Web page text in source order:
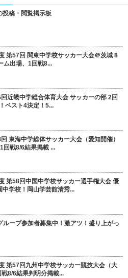
投稿・閲覧掲示板
第57回 関東中学校サッカー大会＠茨城 8
ム出場、1回戦8...
近畿中学総合体育大会 サッカーの部 2回
ベスト4決定！5...
東海中学総体サッカー大会（愛知開催）
回戦8/6結果掲載 ...
第58回中国中学校サッカー選手権大会 優
中学校！岡山学芸館清秀...
ループ参加者募集中！激アツ！盛り上がっ
第57回九州中学校サッカー競技大会（大
8/6結果判明分掲載...